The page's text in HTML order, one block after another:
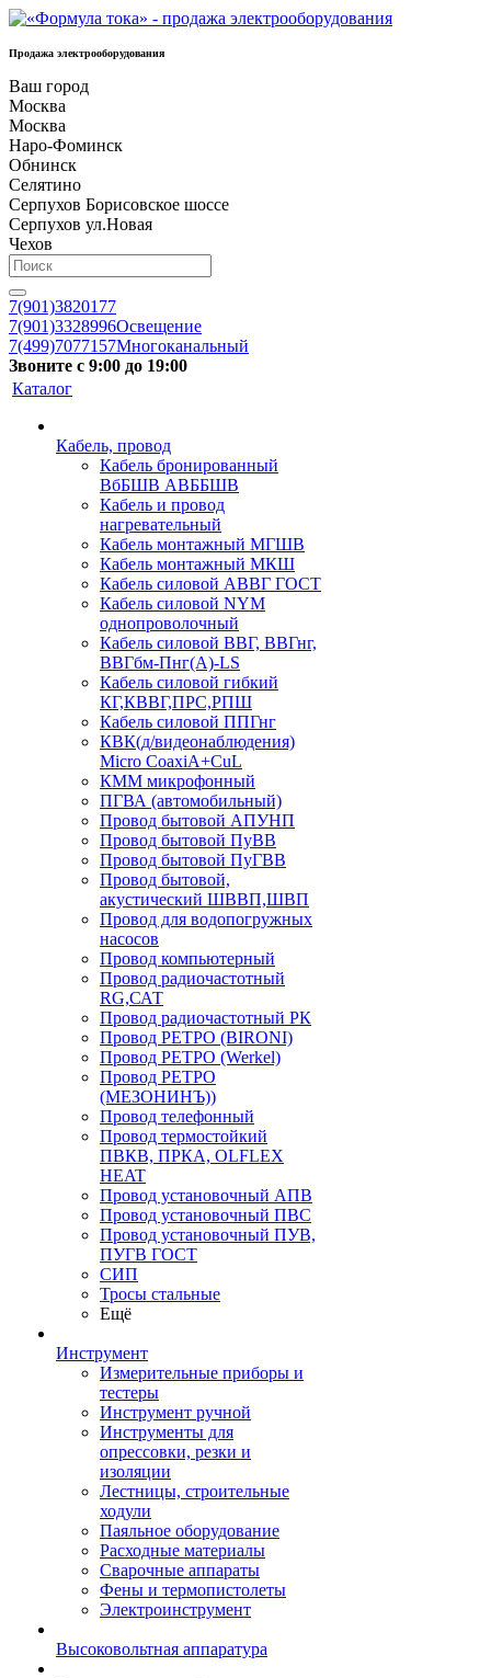
Продажа электрооборудования
Ваш город
Москва
Москва
Наро-Фоминск
Обнинск
Селятино
Серпухов Борисовское шоссе
Серпухов ул.Новая
Чехов
7(901)3820177
7(901)3328996Освещение
7(499)7077157Многоканальный
Звоните с 9:00 до 19:00
Каталог
Кабель, провод
Кабель бронированный
ВбБШВ АВББШВ
Кабель и провод
нагревательный
Кабель монтажный МГШВ
Кабель монтажный МКШ
Кабель силовой АВВГ ГОСТ
Кабель силовой NYM
однопроволочный
Кабель силовой ВВГ, ВВГнг,
ВВГбм-Пнг(А)-LS
Кабель силовой гибкий
КГ,КВВГ,ПРС,РПШ
Кабель силовой ППГнг
КВК(д/видеонаблюдения)
Micro CoaxiA+CuL
КММ микрофонный
ПГВА (автомобильный)
Провод бытовой АПУНП
Провод бытовой ПуВВ
Провод бытовой ПуГВВ
Провод бытовой,
акустический ШВВП,ШВП
Провод для водопогружных
насосов
Провод компьютерный
Провод радиочастотный
RG,САТ
Провод радиочастотный РК
Провод РЕТРО (BIRONI)
Провод РЕТРО (Werkel)
Провод РЕТРО
(МЕЗОНИНЪ))
Провод телефонный
Провод термостойкий
ПВКВ, ПРКА, OLFLEX
HEAT
Провод установочный АПВ
Провод установочный ПВС
Провод установочный ПУВ,
ПУГВ ГОСТ
СИП
Тросы стальные
Ещё
Инструмент
Измерительные приборы и
тестеры
Инструмент ручной
Инструменты для
опрессовки, резки и
изоляции
Лестницы, строительные
ходули
Паяльное оборудование
Расходные материалы
Сварочные аппараты
Фены и термопистолеты
Электроинструмент
Высоковольтная аппаратура